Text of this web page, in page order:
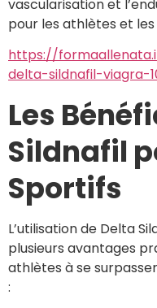
vascularisation et
pour les athlètes et
https://
delta-sildnafil-viagra-
Les
Sildnafil
Sportifs
L’utilisation de Delta
plusieurs avantages
athlètes à se
: